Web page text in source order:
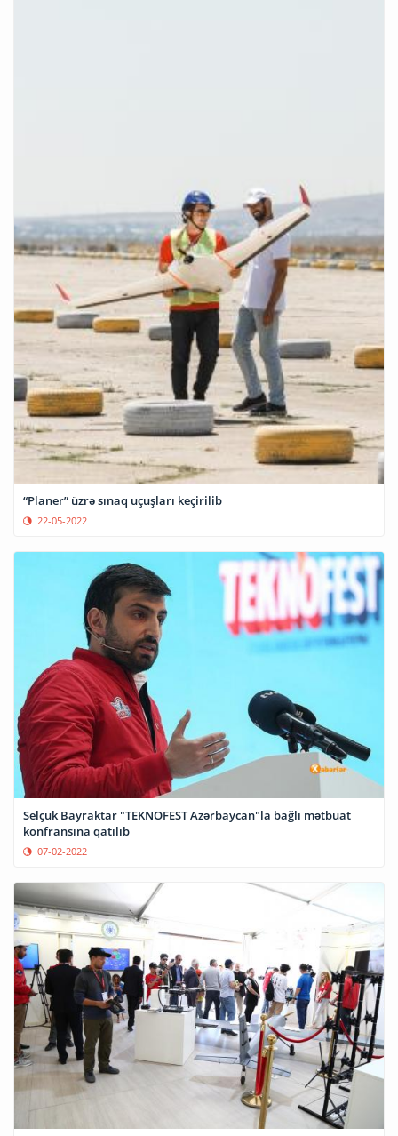
“Planer” üzrə sınaq uçuşları keçirilib
22-05-2022
Selçuk Bayraktar "TEKNOFEST Azərbaycan"la bağlı mətbuat
konfransına qatılıb
07-02-2022